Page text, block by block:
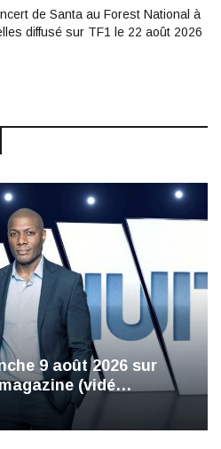
de Santa au Forest National à
diffusé sur TF1 le 22 août 2026
9 août 2026 sur
(vidé…